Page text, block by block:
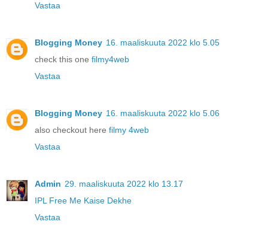
Vastaa
Blogging Money 16. maaliskuuta 2022 klo 5.05
check this one filmy4web
Vastaa
Blogging Money 16. maaliskuuta 2022 klo 5.06
also checkout here filmy 4web
Vastaa
Admin 29. maaliskuuta 2022 klo 13.17
IPL Free Me Kaise Dekhe
Vastaa